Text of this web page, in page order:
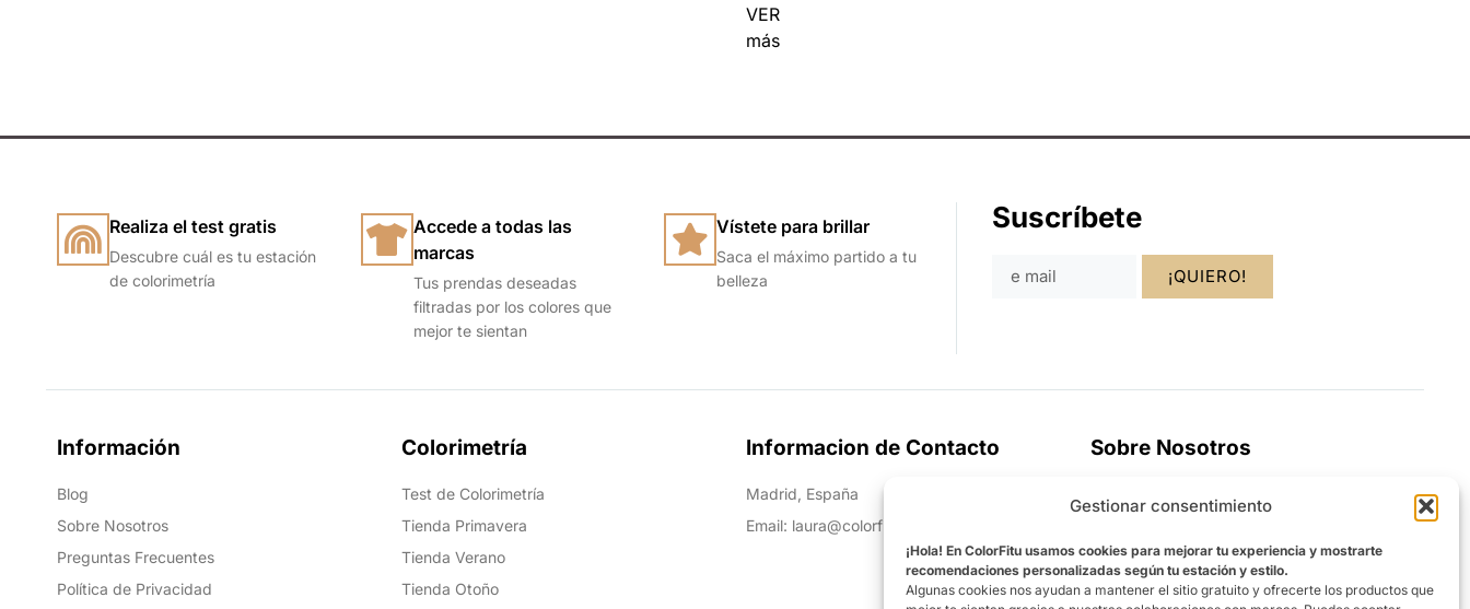
Gestionar consentimiento
¡Hola! En ColorFitu usamos cookies para mejorar tu experiencia y mostrarte
recomendaciones personalizadas según tu estación y estilo.
Algunas cookies nos ayudan a mantener el sitio gratuito y ofrecerte los productos que
VER
más
Realiza el test gratis
Descubre cuál es tu estación
de colorimetría
Accede a todas las
marcas
Tus prendas deseadas
filtradas por los colores que
mejor te sientan
Vístete para brillar
Saca el máximo partido a tu
belleza
Suscríbete
¡QUIERO!
Información
Blog
Sobre Nosotros
Preguntas Frecuentes
Política de Privacidad
Colorimetría
Test de Colorimetría
Tienda Primavera
Tienda Verano
Tienda Otoño
Informacion de Contacto
Madrid, España
Email: laura@colorfitu.com
Sobre Nosotros
una experiencia personalizada